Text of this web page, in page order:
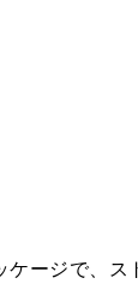
ージで、ス